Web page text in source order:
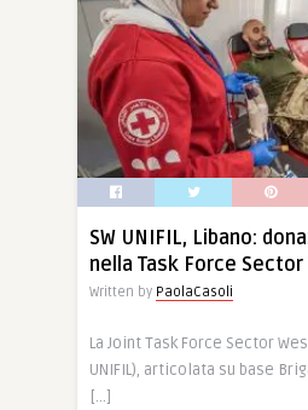
SW UNIFIL, Libano:
nella Task Force Sector
Written by PaolaCasoli
La Joint Task Force Sector
UNIFIL), articolata su base
[…]